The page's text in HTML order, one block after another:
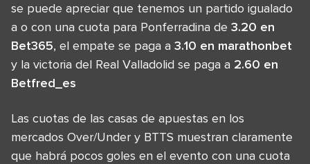
se puede apreciar que tenemos un partido igualado
a o con una cuota para Ponferradina de 3.20 en
Bet365, el empate se paga a 3.10 en marathonbet
y la victoria del Real Valladolid se paga a 2.60 en
Betfred_es
Las cuotas de las casas de apuestas en los
mercados Over/Under y BTTS muestran claramente
que habrá pocos goles en el evento con una cuota